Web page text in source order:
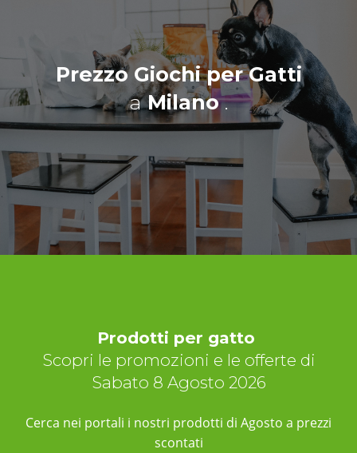
Prezzo Giochi per Gatti
aMilano.
Prodotti per gatto
Scopri le promozioni e le offerte di
Sabato 8 Agosto 2026
Cerca nei portali i nostri prodotti di Agosto a prezzi
scontati